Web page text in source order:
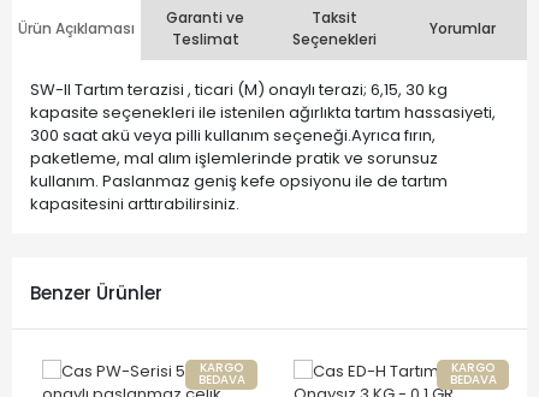
Ürün Açıklaması
Garanti ve
Teslimat
Taksit
Seçenekleri
Yorumlar
SW-II Tartım terazisi , ticari (M) onaylı terazi; 6,15, 30 kg
kapasite seçenekleri ile istenilen ağırlıkta tartım hassasiyeti,
300 saat akü veya pilli kullanım seçeneği.Ayrıca fırın,
paketleme, mal alım işlemlerinde pratik ve sorunsuz
kullanım. Paslanmaz geniş kefe opsiyonu ile de tartım
kapasitesini arttırabilirsiniz.
Benzer Ürünler
KARGO
BEDAVA
KARGO
BEDAVA